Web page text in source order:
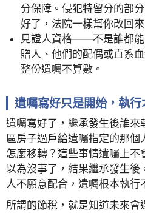
分保障。侵犯特留分的部
好了，法院一樣幫你改回來
見證人資格——不是誰都
贈人、他們的配偶或直系
整份遺囑不算數。
遺囑寫好只是開始，執行
遺囑寫好了，繼承發生後誰來
區房子過戶給遺囑指定的那
怎麼移轉？這些事情遺囑上
以為沒事了，結果繼承發生後
人不願意配合，遺囑根本執行
所謂的節稅，就是知道未來